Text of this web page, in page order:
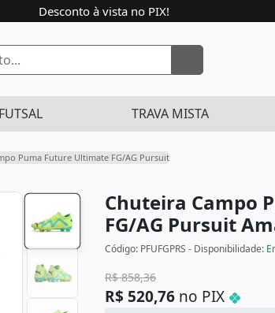
Desconto à vista no PIX!
FUTSAL TRAVA MISTA
Puma Future Ultimate FG/AG Pursuit
Chuteira Campo
FG/AG Pursuit
Código: PFUFGPRS - Disponibilidade:
R$858,36
R$ 520,76 no PIX